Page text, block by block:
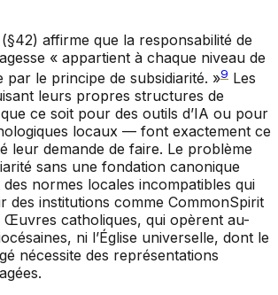
(§42) affirme que la responsabilité de
« appartient à chaque niveau de
par le principe de subsidiarité. »9 Les
leurs propres structures de
ce soit pour des outils d’IA ou pour
locaux — font exactement ce
leur demande de faire. Le problème
sans une fondation canonique
normes locales incompatibles qui
des institutions comme CommonSpirit
Œuvres catholiques, qui opèrent au-
ni l’Église universelle, dont le
nécessite des représentations